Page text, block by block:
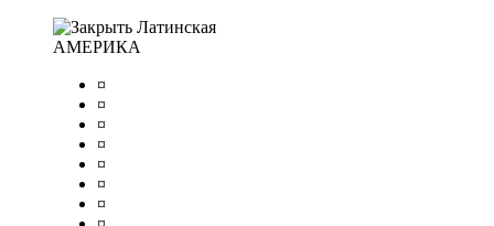
Латинская
АМЕРИКА
¤
¤
¤
¤
¤
¤
¤